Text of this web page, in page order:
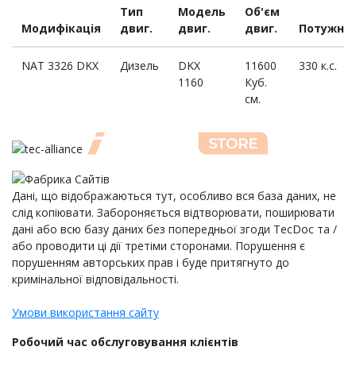
Модифікація
Тип
двиг.
Модель
двиг.
Об'єм
двиг.
NAT 3326 DKX Дизель
DKX
1160
11600
Куб.
см.
330 к.с.
Дані, що відображаються тут, особливо вся база даних, не
слід копіювати. Забороняється відтворювати, поширювати
дані або всю базу даних без попередньої згоди TecDoc та /
або проводити ці дії третіми сторонами. Порушення є
порушенням авторських прав і буде притягнуто до
кримінальної відповідальності.
Умови використання сайту
Робочий час обслуговування клієнтів